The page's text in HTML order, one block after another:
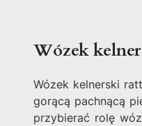
Wózek
Wózek kelnerski
gorącą pachnącą
przybierać rolę